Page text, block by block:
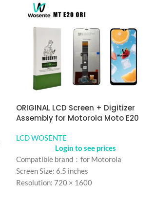
ORIGINAL LCD Screen + Digitizer
Assembly for Motorola Moto E20
LCD WOSENTE
Login to see prices
Compatible brand：for Motorola
Screen Size: 6.5 inches
Resolution: 720 × 1600